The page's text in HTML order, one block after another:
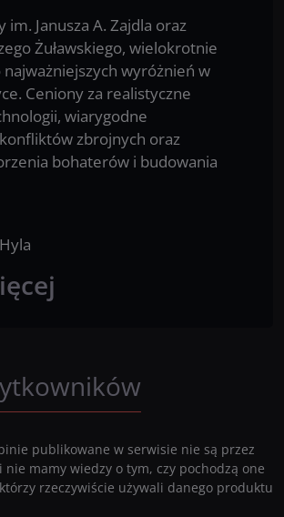
im. Janusza A. Zajdla oraz
Żuławskiego, wielokrotnie
wyróżnień w
Ceniony za realistyczne
wiarygodne
zbrojnych oraz
bohaterów i budowania
publikowane w serwisie nie są przez
nie mamy wiedzy o tym, czy pochodzą one
rzeczywiście używali danego produktu